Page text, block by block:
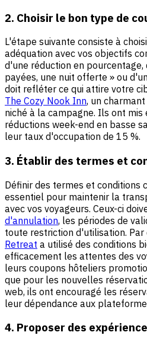
2. Choisir le bon type de
L'étape suivante consiste à
adéquation avec vos objectifs
d'une réduction en
payées, une nuit offerte » ou
doit refléter ce qui attire votre
The Cozy Nook Inn, un
niché à la campagne. Ils ont mis
réductions week-end en basse
leur taux d'occupation de 15 %.
3. Établir des termes et
Définir des termes et conditions
essentiel pour maintenir la
avec vos voyageurs. Ceux-ci
d'annulation, les périodes de
toute restriction d'utilisation. Par
Retreat a utilisé des conditions
efficacement les attentes des
leurs coupons hôteliers
que pour les nouvelles
web, ils ont encouragé les
leur dépendance aux
4. Proposer des